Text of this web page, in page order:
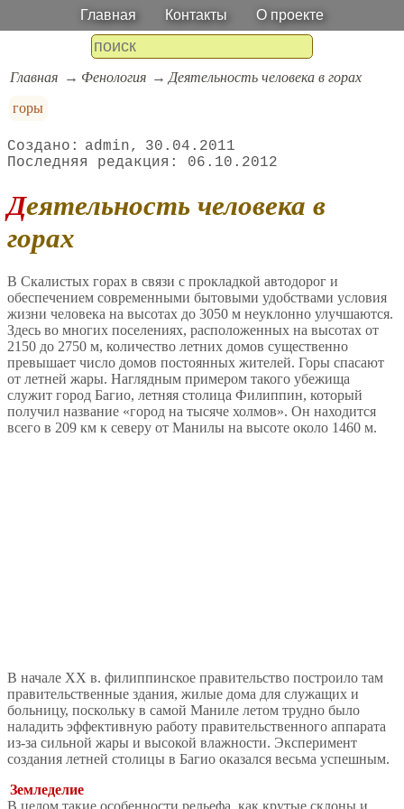
Главная Контакты О проекте
Главная Фенология
Деятельность человека в горах
горы
admin
30.04.2011
06.10.2012
Деятельность человека в
горах
В Скалистых горах в связи с прокладкой автодорог и
обеспечением современными бытовыми удобствами условия
жизни человека на высотах до 3050 м неуклонно улучшаются.
Здесь во многих поселениях, расположенных на высотах от
2150 до 2750 м, количество летних домов существенно
превышает число домов постоянных жителей. Горы спасают
от летней жары. Наглядным примером такого убежища
служит город Багио, летняя столица Филиппин, который
получил название «город на тысяче холмов». Он находится
всего в 209 км к северу от Манилы на высоте около 1460 м.
В начале XX в. филиппинское правительство построило там
правительственные здания, жилые дома для служащих и
больницу, поскольку в самой Маниле летом трудно было
наладить эффективную работу правительственного аппарата
из-за сильной жары и высокой влажности. Эксперимент
создания летней столицы в Багио оказался весьма успешным.
Земледелие
В целом такие особенности рельефа, как крутые склоны и